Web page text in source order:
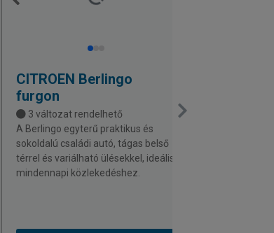
CITROEN Berlingo
furgon
3 változat rendelhető
A Berlingo egyterű praktikus és
sokoldalú családi autó, tágas belső
térrel és variálható ülésekkel, ideális
mindennapi közlekedéshez.